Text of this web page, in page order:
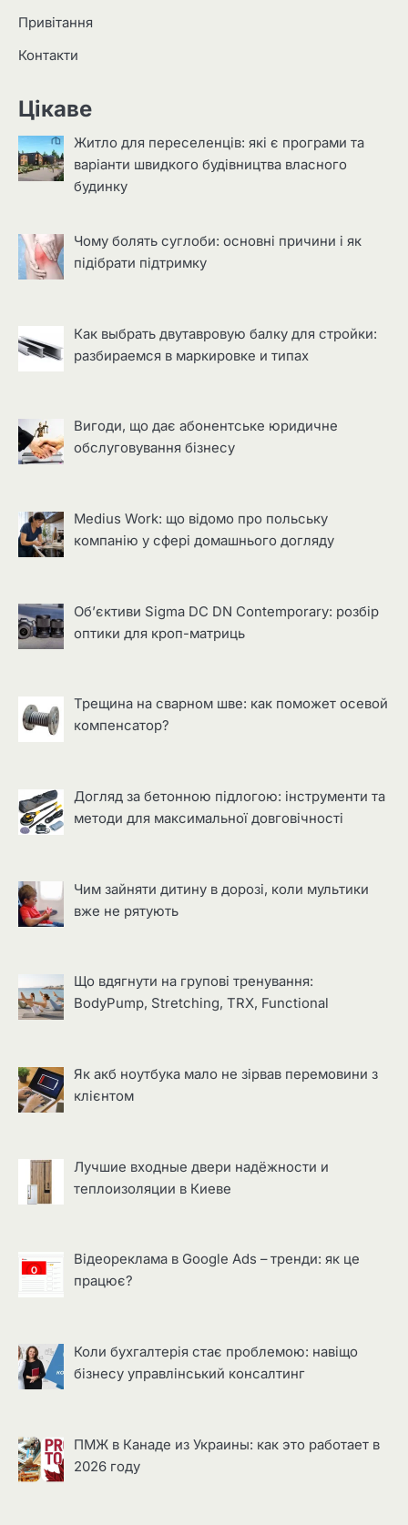
Привітання
Контакти
Цікаве
Житло для переселенців: які є програми та
варіанти швидкого будівництва власного
будинку
Чому болять суглоби: основні причини і як
підібрати підтримку
Как выбрать двутавровую балку для стройки:
разбираемся в маркировке и типах
Вигоди, що дає абонентське юридичне
обслуговування бізнесу
Medius Work: що відомо про польську
компанію у сфері домашнього догляду
Об’єктиви Sigma DC DN Contemporary: розбір
оптики для кроп-матриць
Трещина на сварном шве: как поможет осевой
компенсатор?
Догляд за бетонною підлогою: інструменти та
методи для максимальної довговічності
Чим зайняти дитину в дорозі, коли мультики
вже не рятують
Що вдягнути на групові тренування:
BodyPump, Stretching, TRX, Functional
Як акб ноутбука мало не зірвав перемовини з
клієнтом
Лучшие входные двери надёжности и
теплоизоляции в Киеве
Відеореклама в Google Ads – тренди: як це
працює?
Коли бухгалтерія стає проблемою: навіщо
бізнесу управлінський консалтинг
ПМЖ в Канаде из Украины: как это работает в
2026 году